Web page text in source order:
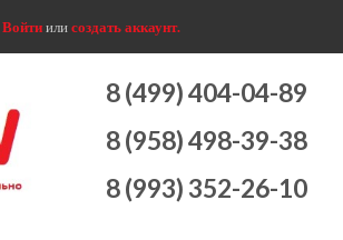
Войтиилисоздать аккаунт.
8 (499) 404-04-89
8 (958) 498-39-38
8 (993) 352-26-10